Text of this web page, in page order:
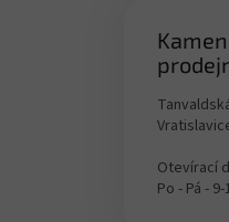
Otevírací
Po - Pá -